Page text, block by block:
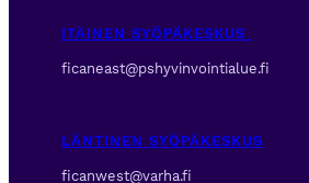
ITÄINEN SYÖPÄKESKUS
ficaneast@pshyvinvointialue.fi
LÄNTINEN SYÖPÄKESKUS
ficanwest@varha.fi